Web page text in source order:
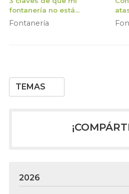
TEMAS
fontanería no está
funcionando bien
Fontanería
2026